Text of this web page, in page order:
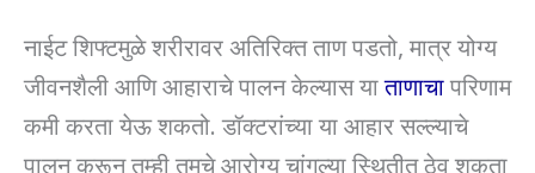
नाईट शिफ्टमुळे शरीरावर अतिरिक्त ताण पडतो, मात्र योग्य
जीवनशैली आणि आहाराचे पालन केल्यास याताणाचापरिणाम
कमी करता येऊ शकतो. डॉक्टरांच्या या आहार सल्ल्याचे
पालन करून तुम्ही तुमचे आरोग्य चांगल्या स्थितीत ठेवू शकता